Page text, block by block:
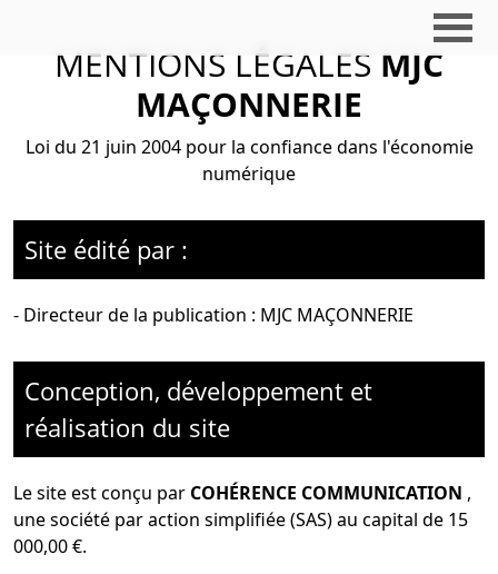
MENTIONS LÉGALES MJC
MAÇONNERIE
Loi du 21 juin 2004 pour la confiance dans l'économie
numérique
Site édité par :
- Directeur de la publication : MJC MAÇONNERIE
Conception, développement et
réalisation du site
Le site est conçu par COHÉRENCE COMMUNICATION ,
une société par action simplifiée (SAS) au capital de 15
000,00 €.